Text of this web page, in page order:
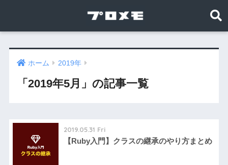
ホーム 2019年
「2019年5月」の記事一覧
2019.05.31 Fri
【Ruby入門】クラスの継承のやり方まとめ